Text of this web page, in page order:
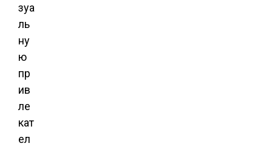
зуа
ль
ну
ю
пр
ив
ле
кат
ел